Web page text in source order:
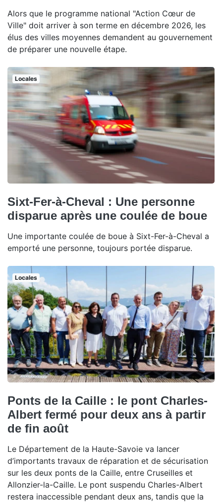
Alors que le programme national "Action Cœur de
Ville" doit arriver à son terme en décembre 2026, les
élus des villes moyennes demandent au gouvernement
de préparer une nouvelle étape.
Locales
Sixt-Fer-à-Cheval : Une personne
disparue après une coulée de boue
Une importante coulée de boue à Sixt-Fer-à-Cheval a
emporté une personne, toujours portée disparue.
Locales
Ponts de la Caille : le pont Charles-
Albert fermé pour deux ans à partir
de fin août
Le Département de la Haute-Savoie va lancer
d’importants travaux de réparation et de sécurisation
sur les deux ponts de la Caille, entre Cruseilles et
Allonzier-la-Caille. Le pont suspendu Charles-Albert
restera inaccessible pendant deux ans, tandis que la